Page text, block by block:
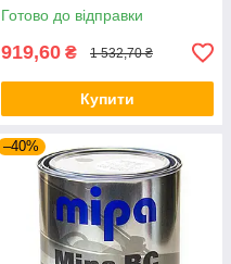
Готово до відправки
919,60 ₴ 1 532,70 ₴
Купити
–40%